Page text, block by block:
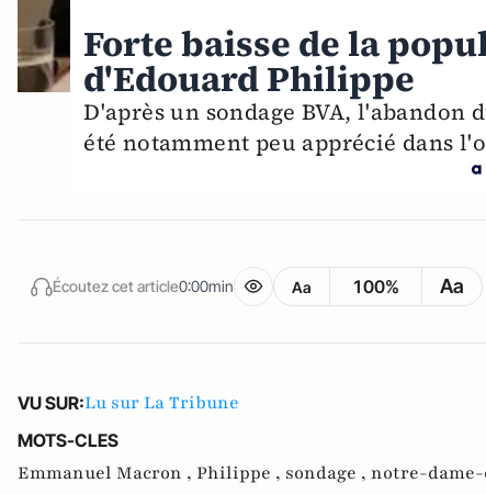
Forte baisse de la
d'Edouard Philippe
D'après un sondage BVA, l'abandon
été notamment peu apprécié dans
Écoutez cet article0:00min Aa 100% Aa
VU SUR:Lu sur La Tribune
MOTS-CLES
Emmanuel Macron , Philippe , sondage , notre-